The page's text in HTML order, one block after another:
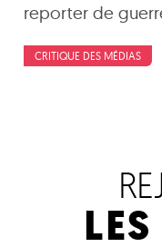
reporter de
CRITIQUE DES MÉDIAS